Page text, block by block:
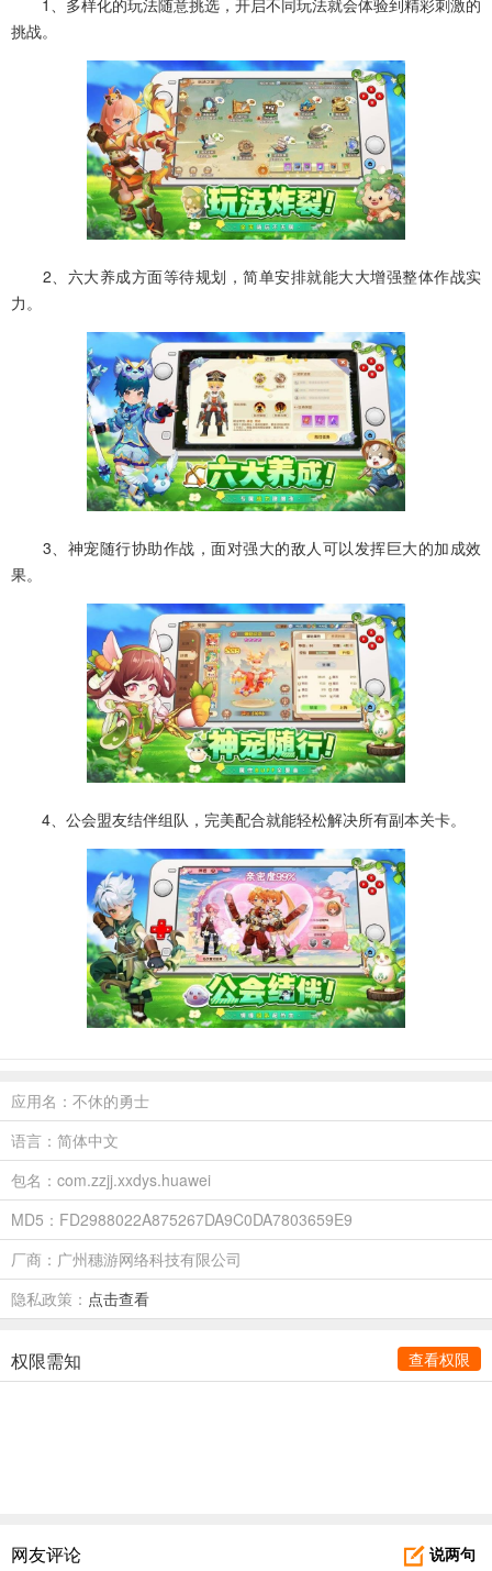
挑战。
2、六大养成方面等待规划，简单安排就能大大增强整体作战实
力。
3、神宠随行协助作战，面对强大的敌人可以发挥巨大的加成效
果。
4、公会盟友结伴组队，完美配合就能轻松解决所有副本关卡。
应用名：不休的勇士
语言：简体中文
包名：com.zzjj.xxdys.huawei
MD5：FD2988022A875267DA9C0DA7803659E9
厂商：广州穗游网络科技有限公司
隐私政策： 点击查看
权限需知 查看权限
说两句
网友评论